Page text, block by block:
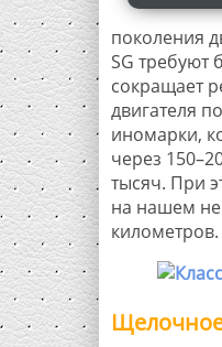
поколения
SG требуют
сокращает
двигателя
иномарки,
через
тысяч. При
на нашем
километров.